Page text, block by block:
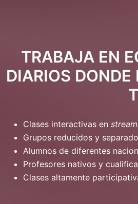
TRABAJA EN
DIARIOS
Clases interactivas en
Grupos reducidos y
Alumnos de diferentes
Profesores nativos y
Clases altamente